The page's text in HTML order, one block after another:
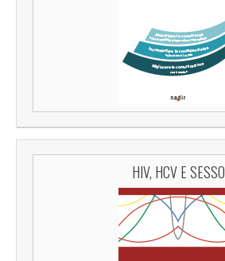
HIV, HCV E SESSO